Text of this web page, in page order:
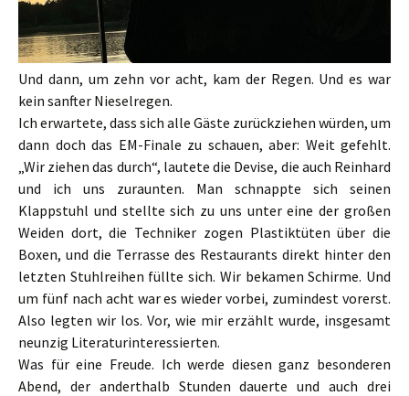
Und dann, um zehn vor acht, kam der Regen. Und es war
kein sanfter Nieselregen.
Ich erwartete, dass sich alle Gäste zurückziehen würden, um
dann doch das EM-Finale zu schauen, aber: Weit gefehlt.
„Wir ziehen das durch“, lautete die Devise, die auch Reinhard
und ich uns zuraunten. Man schnappte sich seinen
Klappstuhl und stellte sich zu uns unter eine der großen
Weiden dort, die Techniker zogen Plastiktüten über die
Boxen, und die Terrasse des Restaurants direkt hinter den
letzten Stuhlreihen füllte sich. Wir bekamen Schirme. Und
um fünf nach acht war es wieder vorbei, zumindest vorerst.
Also legten wir los. Vor, wie mir erzählt wurde, insgesamt
neunzig Literaturinteressierten.
Was für eine Freude. Ich werde diesen ganz besonderen
Abend, der anderthalb Stunden dauerte und auch drei